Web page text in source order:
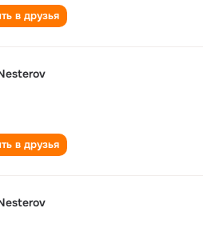
в друзья
в друзья